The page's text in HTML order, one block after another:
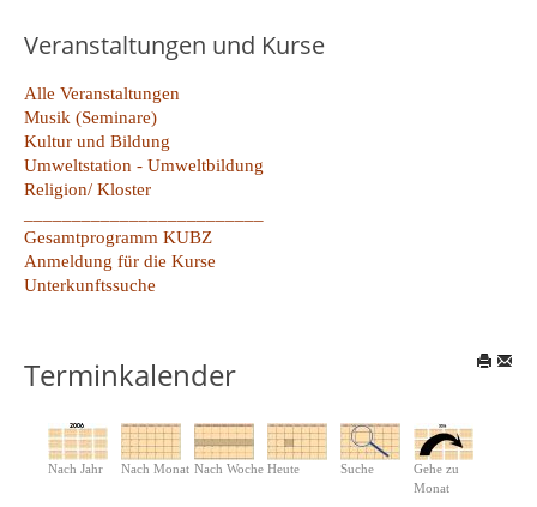
Veranstaltungen und Kurse
Alle Veranstaltungen
Musik (Seminare)
Kultur und Bildung
Umweltstation - Umweltbildung
Religion/ Kloster
Gesamtprogramm KUBZ
Anmeldung für die Kurse
Unterkunftssuche
Terminkalender
Nach Jahr Nach Monat Nach Woche Heute Suche
Gehe zu
Monat